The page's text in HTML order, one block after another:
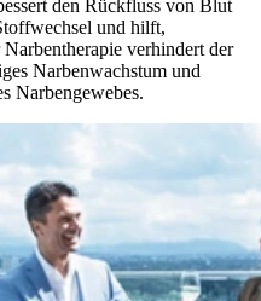
den Rückfluss von Blut
und hilft,
verhindert der
Narbenwachstum und
Narbengewebes.